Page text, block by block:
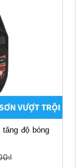
độ bóng